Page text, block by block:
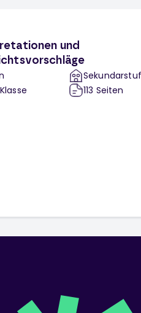
und
113 Seiten